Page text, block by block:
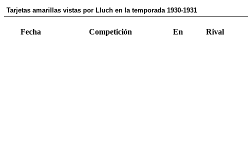
Tarjetas amarillas vistas por Lluch en la temporada 1930-1931
Fecha Competición En Rival